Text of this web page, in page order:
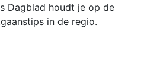
Dagblad houdt je op de
in de regio.